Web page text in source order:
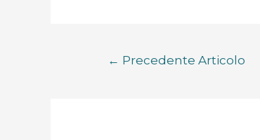
← Precedente Articolo